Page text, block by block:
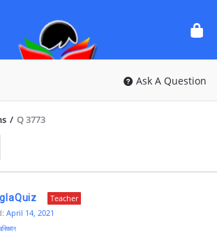
Questions
Ask A Question
/ Q 3773
Teacher
April 14, 2021